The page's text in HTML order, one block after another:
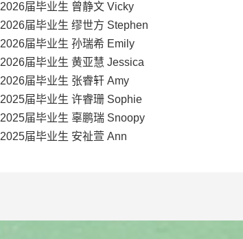
2026届毕业生 曾静文 Vicky
2026届毕业生 缪世方 Stephen
2026届毕业生 孙瑞希 Emily
2026届毕业生 黄亚慧 Jessica
2026届毕业生 张睿轩 Amy
2025届毕业生 许睿珊 Sophie
2025届毕业生 辜鹏瑞 Snoopy
2025届毕业生 安祉萱 Ann